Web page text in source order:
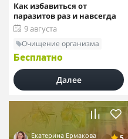
Как избавиться от
паразитов раз и навсегда
9 августа
Очищение организма
Бесплатно
Далее
Екатерина Ермакова